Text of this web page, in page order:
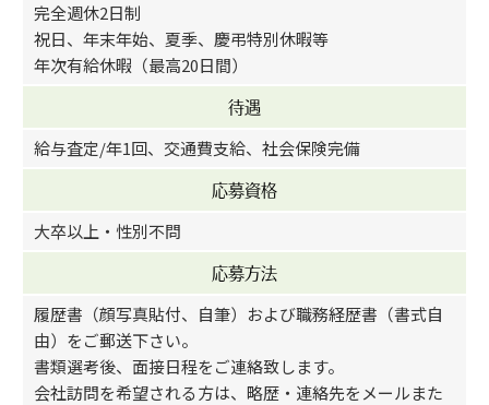
完全週休2日制
祝日、年末年始、夏季、慶弔特別休暇等
年次有給休暇（最高20日間）
待遇
給与査定/年1回、交通費支給、社会保険完備
応募資格
大卒以上・性別不問
応募方法
履歴書（顔写真貼付、自筆）および職務経歴書（書式自
由）をご郵送下さい。
書類選考後、面接日程をご連絡致します。
会社訪問を希望される方は、略歴・連絡先をメールまた